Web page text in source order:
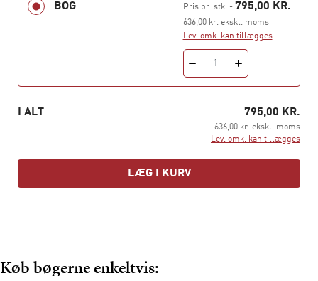
henvender sig til blandt andet behandlere, psykologer,
psykoterapeuter og pædagoger, men kan læses af alle
BOG Pris pr. stk.- 795,00 KR.
636,00 kr. ekskl. moms
Lev. omk. kan tillægges
1
I ALT 795,00 KR.
636,00 kr. ekskl. moms
Lev. omk. kan tillægges
LÆG I KURV
Køb bøgerne enkeltvis: